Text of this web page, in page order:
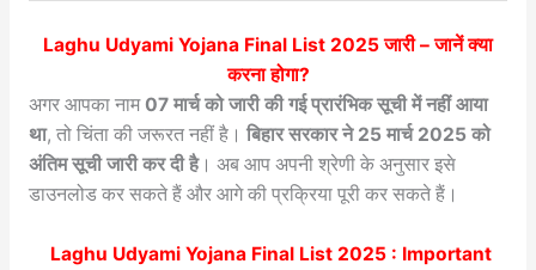
Laghu Udyami Yojana Final List 2025जारी – जानें क्या
करना होगा?
अगर आपका नाम 07 मार्च को जारी की गई प्रारंभिक सूची में नहीं आया
था, तो चिंता की जरूरत नहीं है। बिहार सरकार ने 25 मार्च 2025 को
अंतिम सूची जारी कर दी है। अब आप अपनी श्रेणी के अनुसार इसे
डाउनलोड कर सकते हैं और आगे की प्रक्रिया पूरी कर सकते हैं।
Laghu Udyami Yojana Final List 2025 : Important